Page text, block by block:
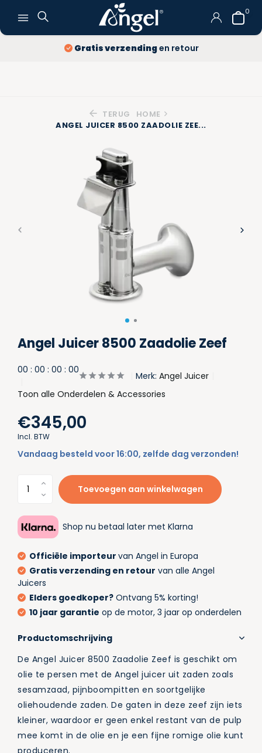
0
Gratis verzendingen retour
TERUG
HOME
ANGEL JUICER 8500 ZAADOLIE ZEE...
Angel Juicer 8500 Zaadolie Zeef
00 : 00 : 00 : 00
Merk: Angel Juicer
Toon alle Onderdelen & Accessories
€345,00
Incl. BTW
Vandaag besteld voor 16:00, zelfde dag verzonden!
Toevoegen aan winkelwagen
Shop nu betaal later met Klarna
Officiële importeur van Angel in Europa
Gratis verzending en retour van alle Angel
Juicers
Elders goedkoper? Ontvang 5% korting!
10 jaar garantie op de motor, 3 jaar op onderdelen
Productomschrijving
De Angel Juicer 8500 Zaadolie Zeef is geschikt om
olie te persen met de Angel juicer uit zaden zoals
sesamzaad, pijnboompitten en soortgelijke
oliehoudende zaden. De gaten in deze zeef zijn iets
kleiner, waardoor er geen enkel restant van de pulp
mee komt in de olie en je een fijne romige olie kunt